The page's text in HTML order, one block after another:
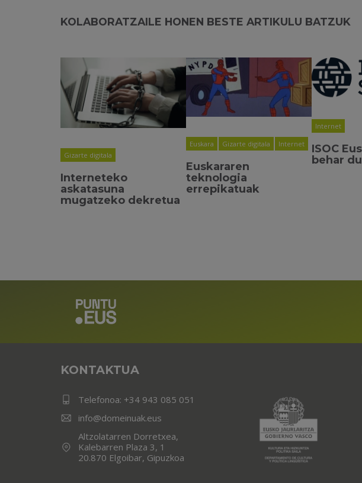
KOLABORATZAILE HONEN BESTE ARTIKULU BATZUK
Gizarte digitala
Interneteko
askatasuna
mugatzeko dekretua
Euskara Gizarte digitala Internet
Euskararen
teknologia
errepikatuak
Internet
ISOC
behar
KONTAKTUA
Telefonoa: +34 943 085 051
info@domeinuak.eus
Altzolatarren Dorretxea,
Kalebarren Plaza 3, 1
20.870 Elgoibar, Gipuzkoa